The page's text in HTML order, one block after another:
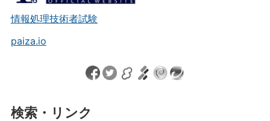
情報処理技術者試験
paiza.io
検索・リンク